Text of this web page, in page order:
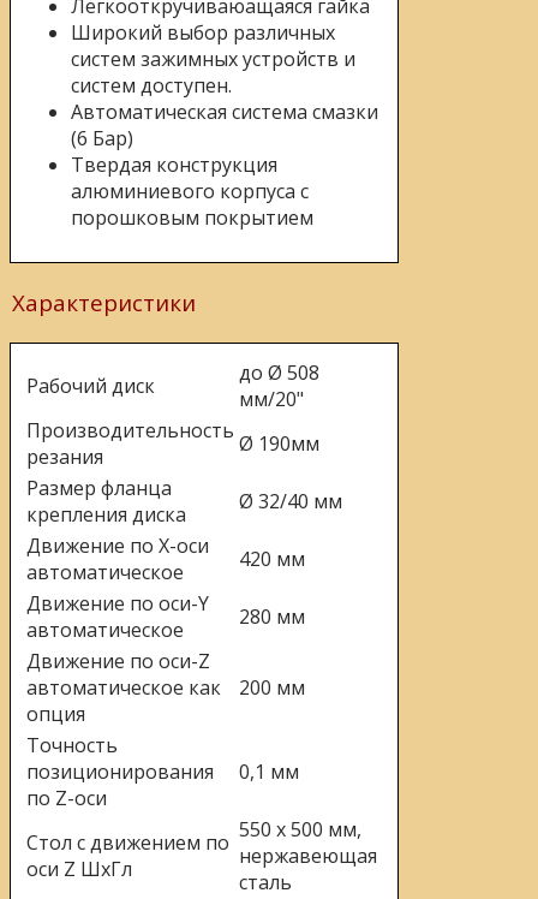
Легкооткручиваюащаяся гайка
Широкий выбор различных
систем зажимных устройств и
систем доступен.
Автоматическая система смазки
(6 Бар)
Твердая конструкция
алюминиевого корпуса с
порошковым покрытием
Характеристики
Рабочий диск
до Ø 508
мм/20"
Производительность
резания
Ø 190мм
Размер фланца
крепления диска
Ø 32/40 мм
Движение по Х-оси
автоматическое
420 мм
Движение по оси-Y
автоматическое
280 мм
Движение по оси-Z
автоматическое как
опция
200 мм
Точность
позиционирования
по Z-оси
0,1 мм
Стол с движением по
оси Z ШхГл
550 x 500 мм,
нержавеющая
сталь